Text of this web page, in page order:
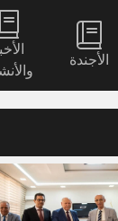
الأجندة